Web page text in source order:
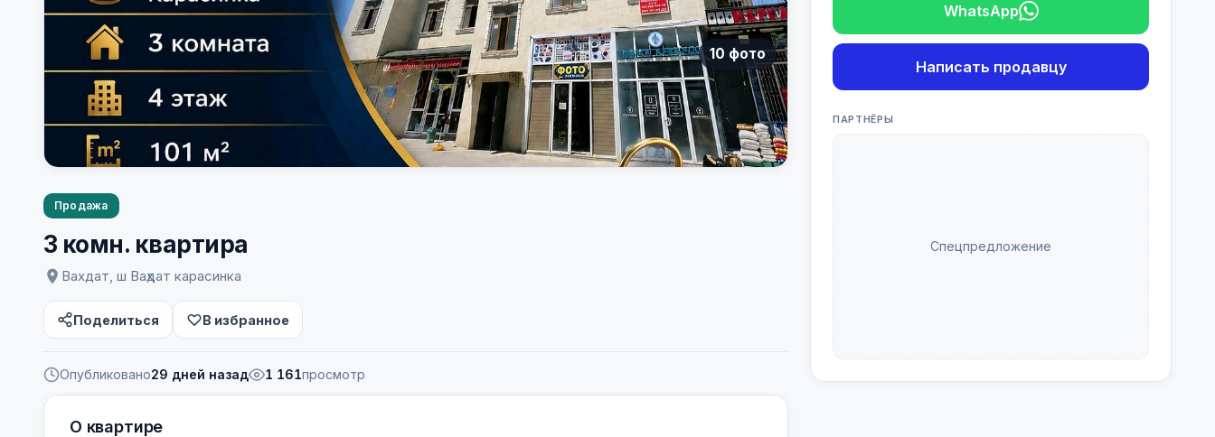
10 фото
Продажа
3 комн. квартира
Вахдат, ш Ваҳдат карасинка
Поделиться В избранное
Опубликовано29 дней назад 1 161просмотр
О квартире
WhatsApp
Написать продавцу
ПАРТНЁРЫ
Спецпредложение